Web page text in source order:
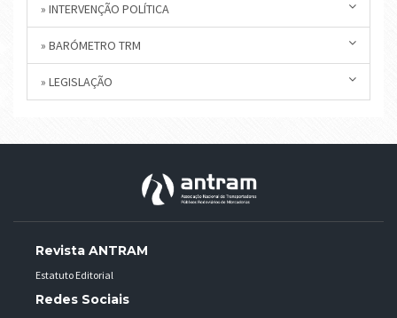
» INTERVENÇÃO POLÍTICA
» BARÓMETRO TRM
» LEGISLAÇÃO
Revista ANTRAM
Estatuto Editorial
Redes Sociais